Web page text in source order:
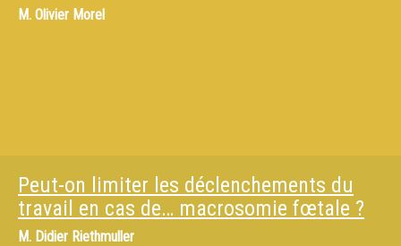
M. Olivier Morel
Peut-on limiter les déclenchements du
travail en cas de… macrosomie fœtale ?
M. Didier Riethmuller